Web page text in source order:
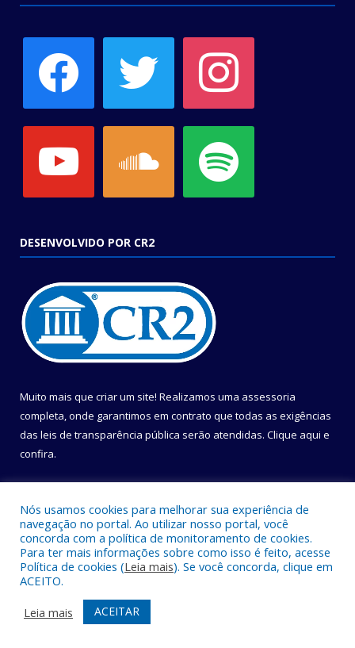
DESENVOLVIDO POR CR2
Muito mais que criar um site! Realizamos uma assessoria
completa, onde garantimos em contrato que todas as exigências
das leis de transparência pública serão atendidas. Clique aqui e
confira.
Todos os direitos reservados a Câmara Municipal de Belém.
Mapa do Site
Acessar Área Administrativa
Acessar Webmail
Nós usamos cookies para melhorar sua experiência de
navegação no portal. Ao utilizar nosso portal, você
concorda com a política de monitoramento de cookies.
Para ter mais informações sobre como isso é feito, acesse
Política de cookies (Leia mais). Se você concorda, clique em
ACEITO.
Leia mais
ACEITAR